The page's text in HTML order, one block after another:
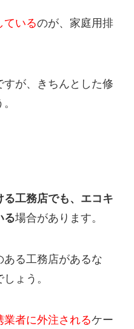
ているのが、家庭用排
が、きちんとした修
工務店でも、エコキ
る場合があります。
ある工務店があるな
ょう。
者に外注されるケー